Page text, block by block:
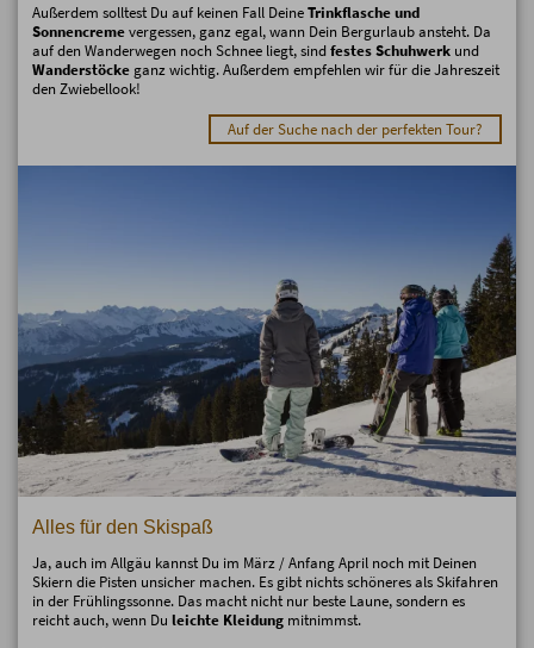
Außerdem solltest Du auf keinen Fall DeineTrinkflasche und
Sonnencremevergessen, ganz egal, wann Dein Bergurlaub ansteht. Da
auf den Wanderwegen noch Schnee liegt, sindfestes Schuhwerk und
Wanderstöcke ganz wichtig. Außerdem empfehlen wir für die Jahreszeit
den Zwiebellook!
Auf der Suche nach der perfekten Tour?
Alles für den Skispaß
Ja, auch im Allgäu kannst Du im März / Anfang April noch mit Deinen
Skiern die Pisten unsicher machen. Es gibt nichts schöneres als Skifahren
in der Frühlingssonne. Das macht nicht nur beste Laune, sondern es
reicht auch, wenn Du leichte Kleidung mitnimmst.